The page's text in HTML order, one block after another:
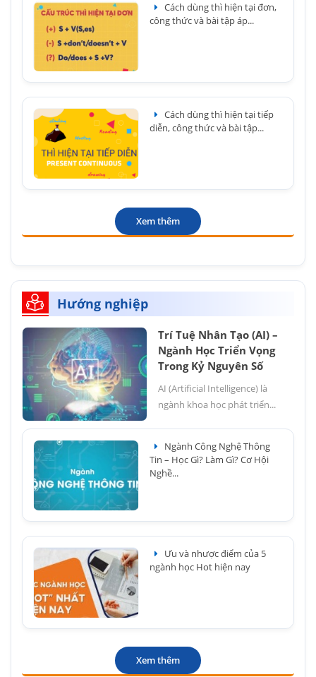
Cách dùng thì hiện tại đơn,
công thức và bài tập áp...
Cách dùng thì hiện tại tiếp
diễn, công thức và bài tập...
Xem thêm
Hướng nghiệp
Trí Tuệ Nhân Tạo (AI) –
Ngành Học Triển Vọng
Trong Kỷ Nguyên Số
AI (Artificial Intelligence) là
ngành khoa học phát triển...
Ngành Công Nghệ Thông
Tin – Học Gì? Làm Gì? Cơ Hội
Nghề...
Ưu và nhược điểm của 5
ngành học Hot hiện nay
Xem thêm